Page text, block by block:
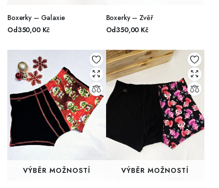
Boxerky – Galaxie
Od350,00 Kč
Boxerky – Zvěř
Od350,00 Kč
VÝBĚR MOŽNOSTÍ VÝBĚR MOŽNOSTÍ